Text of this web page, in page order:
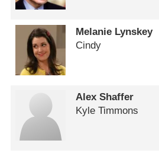
Melanie Lynskey
Cindy
Alex Shaffer
Kyle Timmons